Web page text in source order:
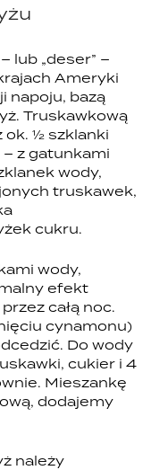
lub „deser” –
Ameryki
napoju, bazą
Truskawkową
ok. ½ szklanki
z gatunkami
wody,
truskawek,
cukru.
wody,
efekt
całą noc.
cynamonu)
Do wody
cukier i 4
Mieszankę
dodajemy
należy